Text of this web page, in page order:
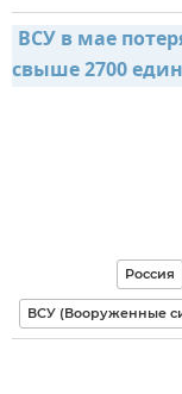
ВСУ в мае
свыше 2700
Россия
ВСУ (Вооруженные